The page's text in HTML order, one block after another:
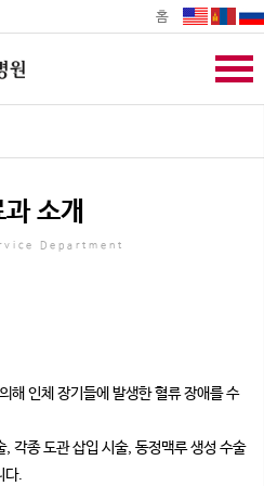
홈
소개
Department
해 인체 장기들에 발생한 혈류 장애를 수
각종 도관 삽입 시술, 동정맥루 생성 수술
다.